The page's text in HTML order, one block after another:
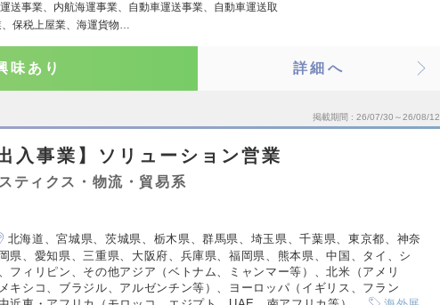
送事業、内航海運事業、自動車運送事業、自動車運送取
保税上屋業、海運貨物…
味あり 詳細へ
掲載期間 26/07/30～26/08/12
入事業】ソリューション営業
ティクス・物流・貿易系
北海道、宮城県、茨城県、栃木県、群馬県、埼玉県、千葉県、東京都、神奈
県、愛知県、三重県、大阪府、兵庫県、福岡県、熊本県、中国、タイ、シ
フィリピン、その他アジア（ベトナム、ミャンマー等）、北米（アメリ
キシコ、ブラジル、アルゼンチン等）、ヨーロッパ（イギリス、フラン